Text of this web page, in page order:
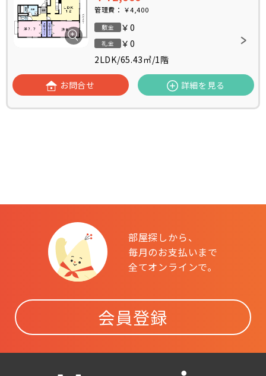
管理費： ￥4,400
敷金 ￥0
礼金
￥0
2LDK/65.43㎡/1階
お問合せ 詳細を見る
部屋探しから、
毎月のお支払いまで
全てオンラインで。
会員登録